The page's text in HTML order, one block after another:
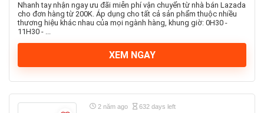
Nhanh tay nhận ngay ưu đãi miễn phí vận chuyển từ nhà bán Lazada
cho đơn hàng từ 200K. Áp dụng cho tất cả sản phẩm thuộc nhiều
thương hiệu khác nhau của mọi ngành hàng, khung giờ: 0H30 -
11H30 - ...
XEM NGAY
2 năm ago 632 days left